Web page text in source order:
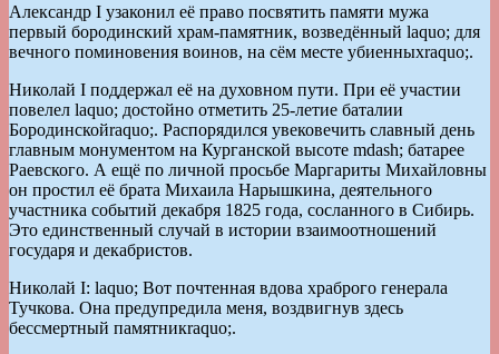
Александр I узаконил её право посвятить памяти мужа
первый бородинский храм-памятник, возведённый laquo; для
вечного поминовения воинов, на сём месте убиенныхraquo;.
Николай I поддержал её на духовном пути. При её участии
повелел laquo; достойно отметить 25-летие баталии
Бородинскойraquo;. Распорядился увековечить славный день
главным монументом на Курганской высоте mdash; батарее
Раевского. А ещё по личной просьбе Маргариты Михайловны
он простил её брата Михаила Нарышкина, деятельного
участника событий декабря 1825 года, сосланного в Сибирь.
Это единственный случай в истории взаимоотношений
государя и декабристов.
Николай I: laquo; Вот почтенная вдова храброго генерала
Тучкова. Она предупредила меня, воздвигнув здесь
бессмертный памятникraquo;.